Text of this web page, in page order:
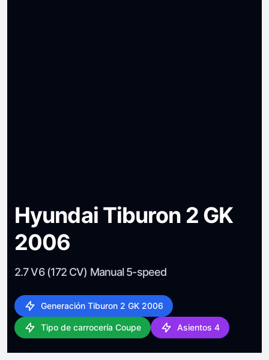
Hyundai Tiburon 2 GK
2006
2.7 V6 (172 CV) Manual 5-speed
Generación Tiburon 2 GK 2006
Tipo de carrocería Coupe Asientos 4